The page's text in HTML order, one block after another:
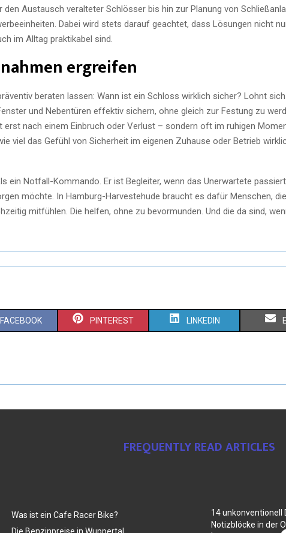
den Austausch veralteter Schlösser bis hin zur Planung von
Dabei wird stets darauf geachtet, dass Lösungen nicht
im Alltag praktikabel sind.
ergreifen
beraten lassen: Wann ist ein Schloss wirklich sicher? Lohnt
und Nebentüren effektiv sichern, ohne gleich zur Festung zu
erst nach einem Einbruch oder Verlust – sondern oft im ruhigen
viel das Gefühl von Sicherheit im eigenen Zuhause oder Betrieb
ein Notfall-Kommando. Er ist Begleiter, wenn das Unerwartete
möchte. In Hamburg-Harvestehude braucht es dafür Menschen,
mitfühlen. Die helfen, ohne zu bevormunden. Und die da sind,
FACEBOOK PINTEREST LINKEDIN
FREQUENTLY READ ARTICLES
Was ist ein Cafe Racer Bike?
Die Benzinpreise in Wuppertal
14 unkonventionell
Notizblöcke in der